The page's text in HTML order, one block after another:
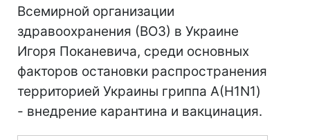
Всемирной организации
здравоохранения (ВОЗ) в Украине
Игоря Поканевича, среди основных
факторов остановки распространения
территорией Украины гриппа А(H1N1)
- внедрение карантина и вакцинация.